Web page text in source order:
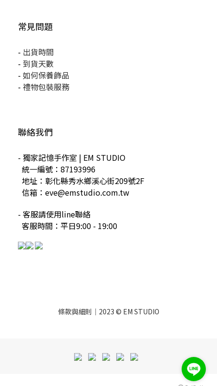
常見問題
- 出貨時間
- 到貨天數
- 如何保養飾品
- 禮物包裝服務
聯絡我們
- 獨家記憶手作室 | EM STUDIO
統一編號：87193996
地址：彰化縣秀水鄉溪心街209號2F
信箱：eve@emstudio.com.tw
- 客服請使用line聯絡
客服時間：平日9:00 - 19:00
條款與細則 ｜2023 © EM STUDIO